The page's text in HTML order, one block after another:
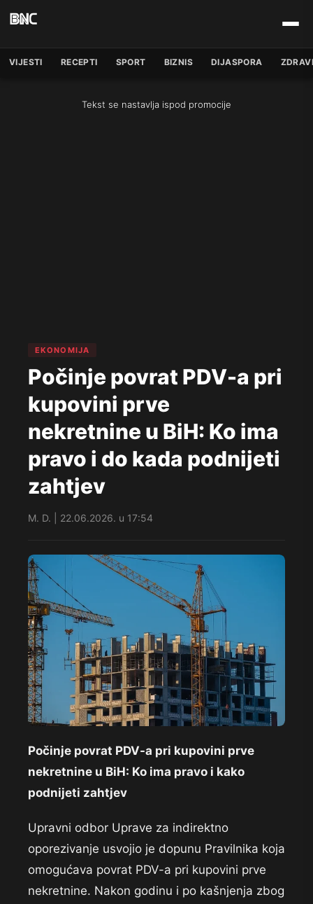
VIJESTI RECEPTI SPORT BIZNIS DIJASPORA
Tekst se nastavlja ispod promocije
EKONOMIJA
Počinje povrat PDV-a pri
kupovini prve
nekretnine u BiH: Ko ima
pravo i do kada podnijeti
zahtjev
M. D. | 22.06.2026. u 17:54
Počinje povrat PDV-a pri kupovini prve
nekretnine u BiH: Ko ima pravo i kako
podnijeti zahtjev
Upravni odbor Uprave za indirektno
oporezivanje usvojio je dopunu Pravilnika koja
omogućava povrat PDV-a pri kupovini prve
nekretnine. Nakon godinu i po kašnjenja zbog